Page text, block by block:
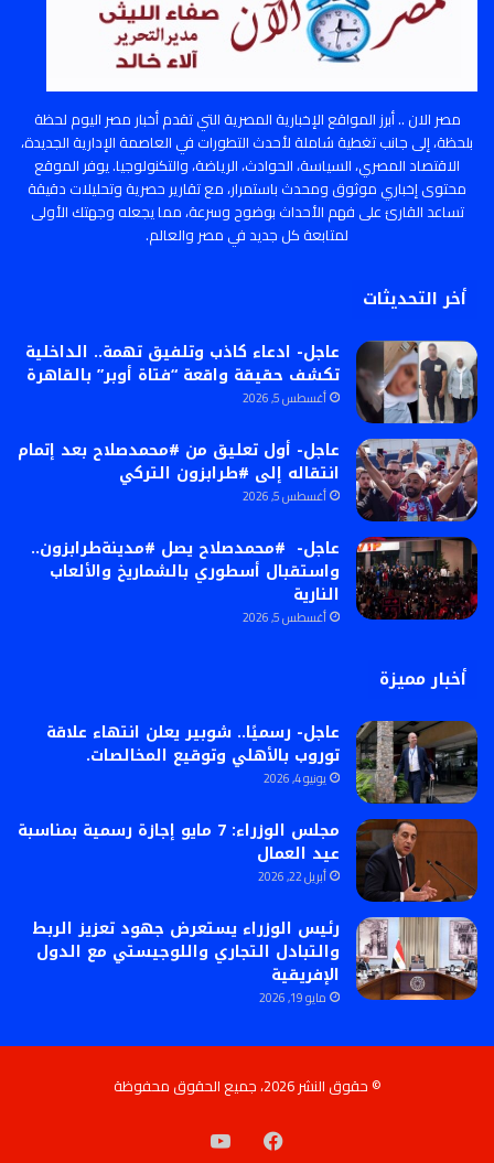
مصر الان .. أبرز المواقع الإخبارية المصرية التي تقدم أخبار مصر اليوم لحظة
بلحظة، إلى جانب تغطية شاملة لأحدث التطورات في العاصمة الإدارية الجديدة،
الاقتصاد المصري، السياسة، الحوادث، الرياضة، والتكنولوجيا. يوفر الموقع
محتوى إخباري موثوق ومحدث باستمرار، مع تقارير حصرية وتحليلات دقيقة
تساعد القارئ على فهم الأحداث بوضوح وسرعة، مما يجعله وجهتك الأولى
لمتابعة كل جديد في مصر والعالم.
أخر التحديثات
عاجل- ادعاء كاذب وتلفيق تهمة.. الداخلية
تكشف حقيقة واقعة “فتاة أوبر” بالقاهرة
أغسطس 5, 2026
عاجل- أول تعليق من #محمدصلاح بعد إتمام
انتقاله إلى #طرابزون التركي
أغسطس 5, 2026
عاجل- #محمدصلاح يصل #مدينةطرابزون..
واستقبال أسطوري بالشماريخ والألعاب
النارية
أغسطس 5, 2026
أخبار مميزة
عاجل- رسميًا.. شوبير يعلن انتهاء علاقة
توروب بالأهلي وتوقيع المخالصات.
يونيو 4, 2026
مجلس الوزراء: 7 مايو إجازة رسمية بمناسبة
عيد العمال
أبريل 22, 2026
رئيس الوزراء يستعرض جهود تعزيز الربط
والتبادل التجاري واللوجيستي مع الدول
الإفريقية
مايو 19, 2026
© حقوق النشر 2026، جميع الحقوق محفوظة
فيسبوك‫YouTube